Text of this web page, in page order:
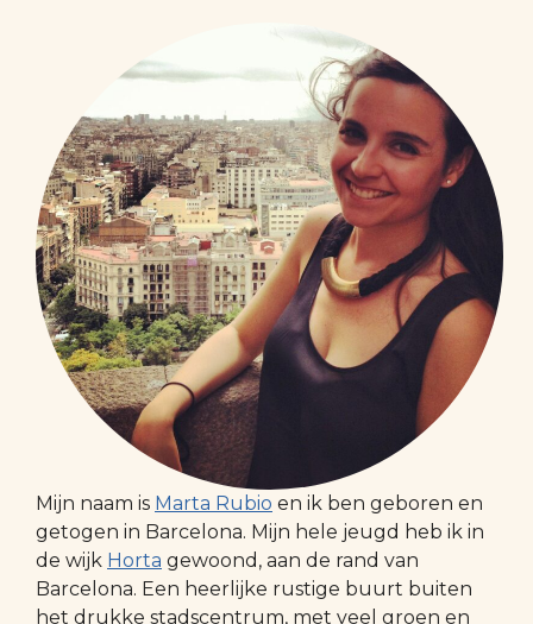
Mijn naam is Marta Rubio en ik ben geboren en
getogen in Barcelona. Mijn hele jeugd heb ik in
de wijk Horta gewoond, aan de rand van
Barcelona. Een heerlijke rustige buurt buiten
het drukke stadscentrum, met veel groen en